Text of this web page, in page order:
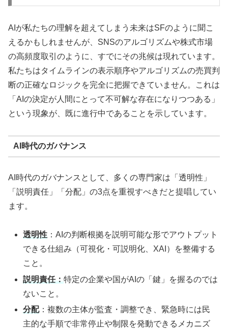
AIが私たちの理解を超えてしまう未来はSFのように聞こ
えるかもしれませんが、SNSのアルゴリズムや株式市場
の高頻度取引のように、すでにその兆候は現れています。
私たちはタイムラインの表示順序やアルゴリズムの売買判
断の正確なロジックを完全に把握できていません。これは
「AIの決定が人間にとって不可解な存在になりつつある」
という現象が、既に進行中であることを示しています。
AI時代のガバナンス
AI時代のガバナンスとして、多くの専門家は「透明性」
「説明責任」「分配」の3点を重視すべきだと提唱してい
ます。
透明性 ：AIの判断根拠を説明可能な形でアウトプット
できる仕組み（可視化・可説明化、XAI）を整備する
こと。
説明責任：特定の企業や国がAIの「鍵」を握るのでは
ないこと。
分配：複数の主体が監査・調整でき、緊急時には民
主的な手順で非常停止や制限を発動できるメカニズ